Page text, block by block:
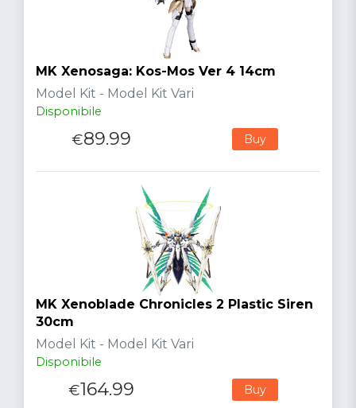
MK Xenosaga: Kos-Mos Ver 4 14cm
Model Kit - Model Kit Vari
Disponibile
€89.99 Buy
MK Xenoblade Chronicles 2 Plastic Siren
30cm
Model Kit - Model Kit Vari
Disponibile
€164.99 Buy